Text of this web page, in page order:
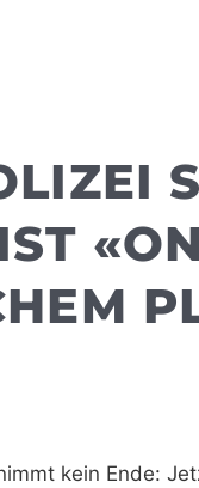
kein Ende: